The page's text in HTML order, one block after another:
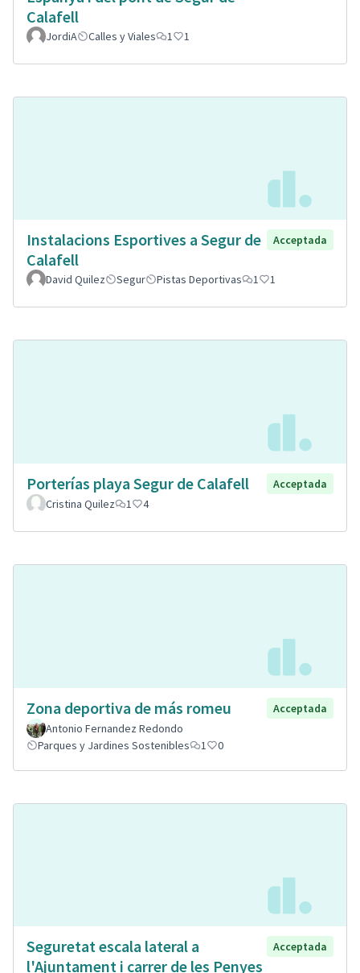
Calafell
JordiA Calles y Viales 1 1
Instalacions Esportives a Segur de
Calafell
Acceptada
David Quilez Segur Pistas Deportivas 1 1
Porterías playa Segur de Calafell
Acceptada
Cristina Quilez
1 4
Zona deportiva de más romeu
Acceptada
Antonio Fernandez Redondo
Parques y Jardines Sostenibles
1 0
Seguretat escala lateral a
l'Ajuntament i carrer de les Penyes
Acceptada